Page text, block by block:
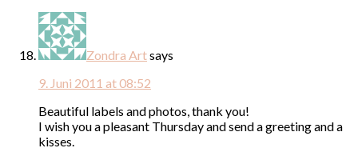
Zondra Artsays
9. Juni 2011 at 08:52
Beautiful labels and photos, thank you!
I wish you a pleasant Thursday and send a greeting and a
kisses.